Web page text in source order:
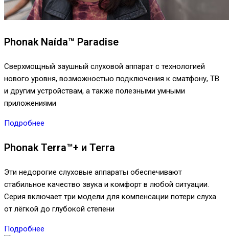
Phonak Naída™ Paradise
Сверхмощный заушный слуховой аппарат с технологией
нового уровня, возможностью подключения к сматфону, ТВ
и другим устройствам, а также полезными умными
приложениями
Подробнее
Phonak Terra™+ и Terra
Эти недорогие слуховые аппараты обеспечивают
стабильное качество звука и комфорт в любой ситуации.
Серия включает три модели для компенсации потери слуха
от лёгкой до глубокой степени
Подробнее